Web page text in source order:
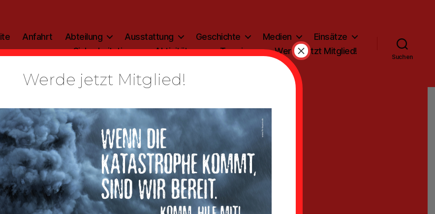
Anfahrt Abteilung Ausstattung Geschichte Medien
Einsätze
Sicherheitstipp
Aktivitäten Termine Werde jetzt Mitglied!
Suchen
ALLGEMEIN
2016 intern
Beitragsautor
Vonadmin Veröffentlichungsdatum
18. August 2017
Werde jetzt Mitglied!
×